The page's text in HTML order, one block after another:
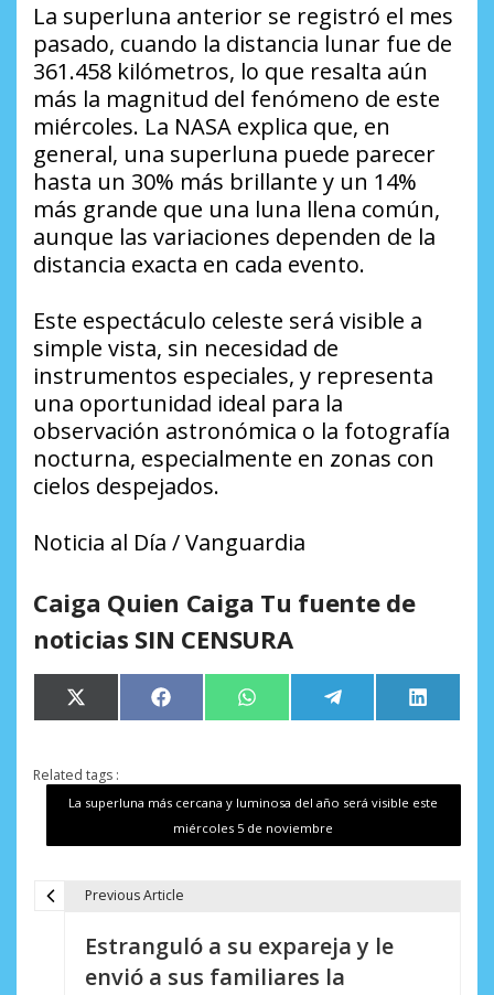
La superluna anterior se registró el mes
pasado, cuando la distancia lunar fue de
361.458 kilómetros, lo que resalta aún
más la magnitud del fenómeno de este
miércoles. La NASA explica que, en
general, una superluna puede parecer
hasta un 30% más brillante y un 14%
más grande que una luna llena común,
aunque las variaciones dependen de la
distancia exacta en cada evento.
Este espectáculo celeste será visible a
simple vista, sin necesidad de
instrumentos especiales, y representa
una oportunidad ideal para la
observación astronómica o la fotografía
nocturna, especialmente en zonas con
cielos despejados.
Noticia al Día / Vanguardia
Caiga Quien Caiga Tu fuente de
noticias SIN CENSURA
Compartir
en
X
(Twitter)
Compartir
en
Facebook Compartir
en
WhatsApp Compartir
en
Telegram
en
LinkedIn
Related tags :
La superluna más cercana y luminosa del año será visible este
miércoles 5 de noviembre
Previous Article
Estranguló a su expareja y le
envió a sus familiares la